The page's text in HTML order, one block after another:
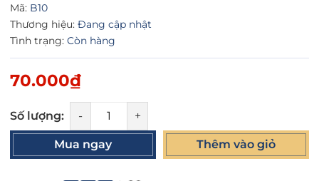
Mã: B10
Thương hiệu: Đang cập nhật
Tình trạng: Còn hàng
70.000₫
Số lượng: - +
Mua ngay Thêm vào giỏ